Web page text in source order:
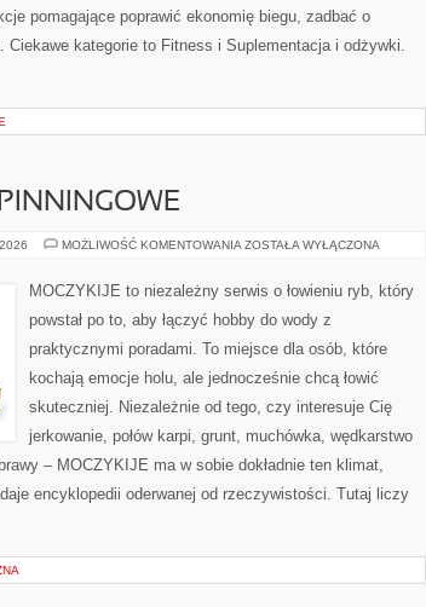
pomagające poprawić ekonomię biegu, zadbać o
Ciekawe kategorie to Fitness i Suplementacja i odżywki.
MOŻLIWOŚĆ KOMENTOWANIA WĘDKARSTWO
ZOSTAŁA WYŁĄCZONA
MOCZYKIJE to niezależny serwis o łowieniu ryb, który
powstał po to, aby łączyć hobby do wody z
praktycznymi poradami. To miejsce dla osób, które
kochają emocje holu, ale jednocześnie chcą łowić
skuteczniej. Niezależnie od tego, czy interesuje Cię
jerkowanie, połów karpi, grunt, muchówka, wędkarstwo
– MOCZYKIJE ma w sobie dokładnie ten klimat,
encyklopedii oderwanej od rzeczywistości. Tutaj liczy